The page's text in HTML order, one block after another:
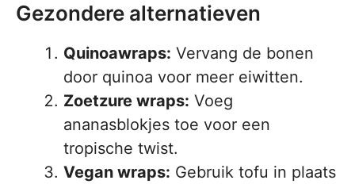
Gezondere alternatieven
Quinoawraps: Vervang de bonen
door quinoa voor meer eiwitten.
Zoetzure wraps: Voeg
ananasblokjes toe voor een
tropische twist.
Vegan wraps: Gebruik tofu in plaats